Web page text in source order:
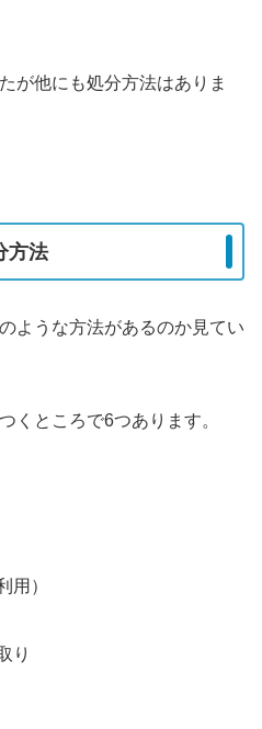
が他にも処分方法はありま
方法
ような方法があるのか見てい
くところで6つあります。
用）
り